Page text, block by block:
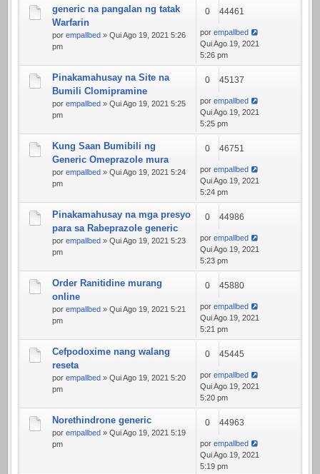
generic na pangalan ng tatak
Warfarin
por empallbed » Qui Ago 19, 2021 5:26
pm
0 44461
por empallbed
Qui Ago 19, 2021
5:26 pm
Pinakamahusay na Site na
Bumili Clomipramine
por empallbed » Qui Ago 19, 2021 5:25
pm
0 45137
por empallbed
Qui Ago 19, 2021
5:25 pm
Kung Saan Bumibili ng
Generic Omeprazole mura
por empallbed » Qui Ago 19, 2021 5:24
pm
0 46751
por empallbed
Qui Ago 19, 2021
5:24 pm
Pinakamahusay na mga presyo
para sa Rabeprazole generic
por empallbed » Qui Ago 19, 2021 5:23
pm
0 44986
por empallbed
Qui Ago 19, 2021
5:23 pm
Order Ranitidine murang
online
por empallbed » Qui Ago 19, 2021 5:21
pm
0 45880
por empallbed
Qui Ago 19, 2021
5:21 pm
Cefpodoxime nang walang
reseta
por empallbed » Qui Ago 19, 2021 5:20
pm
0 45445
por empallbed
Qui Ago 19, 2021
5:20 pm
Norethindrone generic
por empallbed » Qui Ago 19, 2021 5:19
pm
0 44963
por empallbed
Qui Ago 19, 2021
5:19 pm